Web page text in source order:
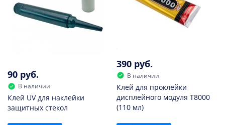
90 руб.
В наличии
Клей UV для наклейки
защитных стекол
390 руб.
В наличии
Клей для проклейки
дисплейного модуля T8000
(110 мл)